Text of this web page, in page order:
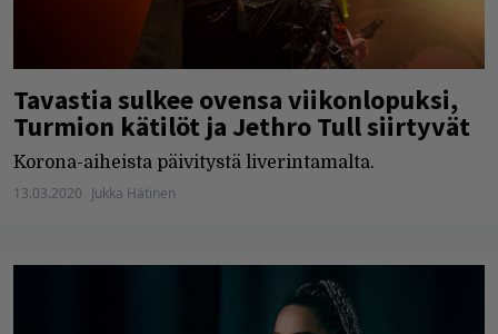
Tavastia sulkee ovensa viikonlopuksi,
Turmion kätilöt ja Jethro Tull siirtyvät
Korona-aiheista päivitystä liverintamalta.
13.03.2020 Jukka Hätinen